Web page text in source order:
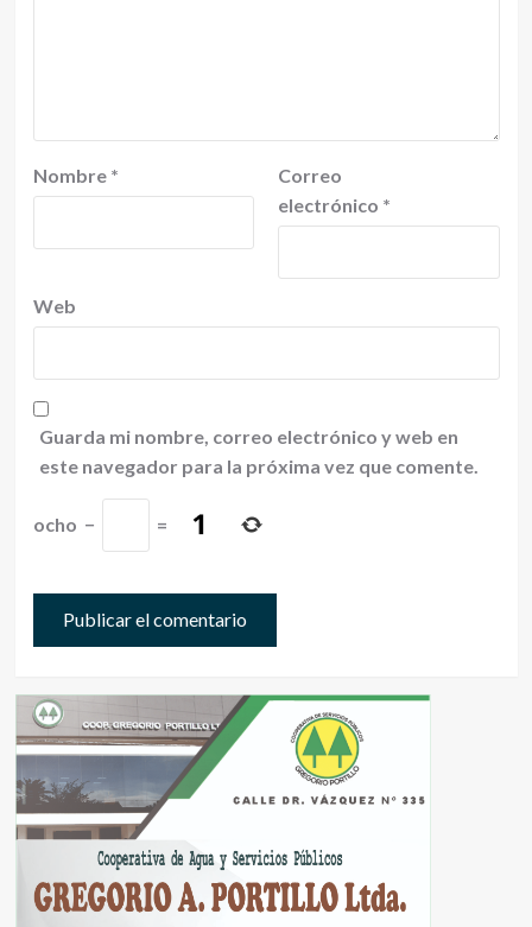
Nombre *
Correo
electrónico *
Web
Guarda mi nombre, correo electrónico y web en
este navegador para la próxima vez que comente.
ocho − =